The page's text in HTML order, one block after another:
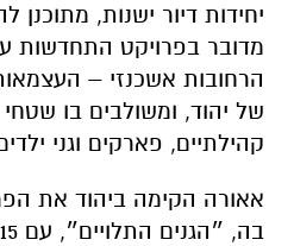
יחידות דיור ישנות, מתוכנן
מדובר בפרויקט התחדשות
הרחובות אשכנזי –
של יהוד, ומשולבים בו
קהילתיים, פארקים וגני
אאורה הקימה ביהוד את